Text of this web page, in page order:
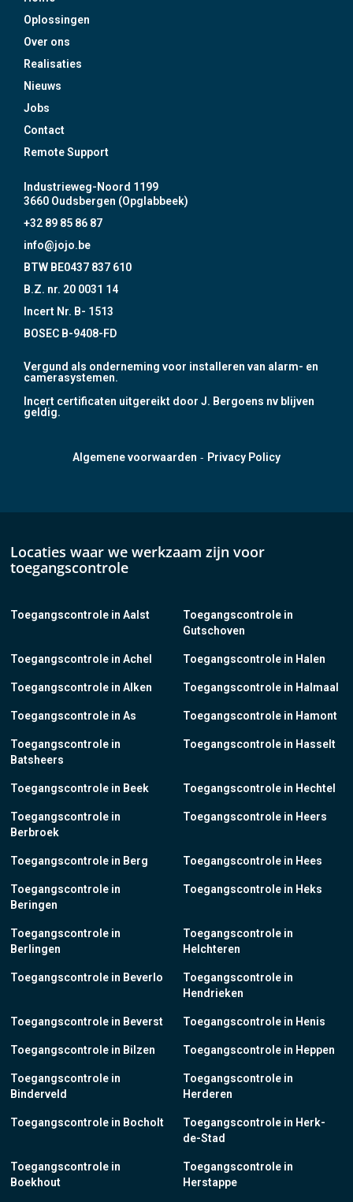
Oplossingen
Over ons
Realisaties
Nieuws
Jobs
Contact
Remote Support
Industrieweg-Noord 1199
3660 Oudsbergen (Opglabbeek)
+32 89 85 86 87
info@jojo.be
BTW BE0437 837 610
B.Z. nr. 20 0031 14
Incert Nr. B- 1513
BOSEC B-9408-FD
Vergund als onderneming voor installeren van alarm- en
camerasystemen.
Incert certificaten uitgereikt door J. Bergoens nv blijven
geldig.
Algemene voorwaarden - Privacy Policy
Locaties waar we werkzaam zijn voor
toegangscontrole
Toegangscontrole in Aalst
Toegangscontrole in Achel
Toegangscontrole in Alken
Toegangscontrole in As
Toegangscontrole in
Batsheers
Toegangscontrole in Beek
Toegangscontrole in
Berbroek
Toegangscontrole in Berg
Toegangscontrole in
Beringen
Toegangscontrole in
Berlingen
Toegangscontrole in Beverlo
Toegangscontrole in Beverst
Toegangscontrole in Bilzen
Toegangscontrole in
Binderveld
Toegangscontrole in Bocholt
Toegangscontrole in
Boekhout
Toegangscontrole in
Gutschoven
Toegangscontrole in Halen
Toegangscontrole in Halmaal
Toegangscontrole in Hamont
Toegangscontrole in Hasselt
Toegangscontrole in Hechtel
Toegangscontrole in Heers
Toegangscontrole in Hees
Toegangscontrole in Heks
Toegangscontrole in
Helchteren
Toegangscontrole in
Hendrieken
Toegangscontrole in Henis
Toegangscontrole in Heppen
Toegangscontrole in
Herderen
Toegangscontrole in Herk-
de-Stad
Toegangscontrole in
Herstappe